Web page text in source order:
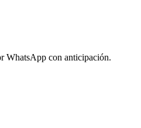
WhatsApp con anticipación.